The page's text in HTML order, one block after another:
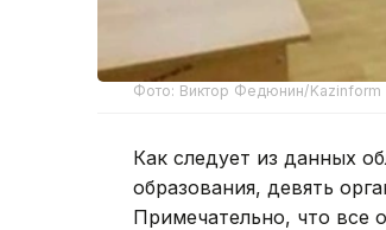
Фото: Виктор Федюнин/Kazinform
Как следует из данных
образования, девять
Примечательно, что все